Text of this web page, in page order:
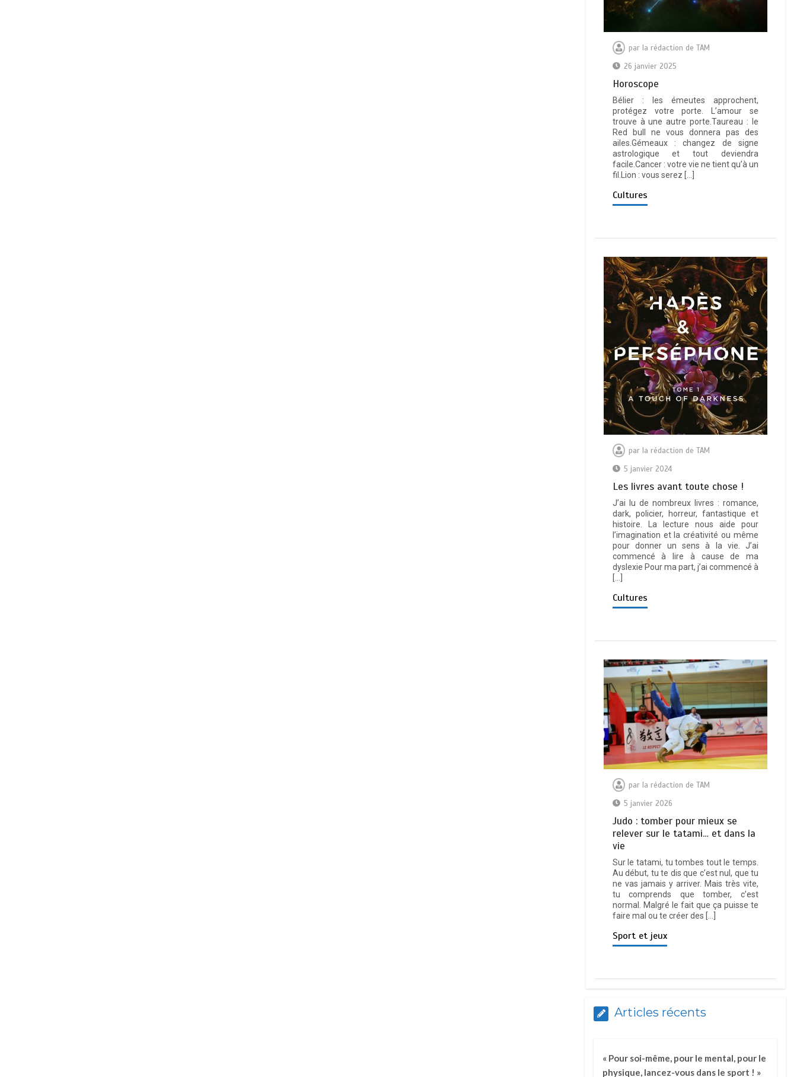
par la rédaction de TAM
26 janvier 2025
Horoscope
Bélier : les émeutes approchent,
protégez votre porte. L’amour se
trouve à une autre porte.Taureau : le
Red bull ne vous donnera pas des
ailes.Gémeaux : changez de signe
astrologique et tout deviendra
facile.Cancer : votre vie ne tient qu’à un
fil.Lion : vous serez […]
Cultures
par la rédaction de TAM
5 janvier 2024
Les livres avant toute chose !
J’ai lu de nombreux livres : romance,
dark, policier, horreur, fantastique et
histoire. La lecture nous aide pour
l’imagination et la créativité ou même
pour donner un sens à la vie. J’ai
commencé à lire à cause de ma
dyslexie Pour ma part, j’ai commencé à
Cultures
par la rédaction de TAM
5 janvier 2026
Judo : tomber pour mieux se
relever sur le tatami… et dans la
vie
Sur le tatami, tu tombes tout le temps.
Au début, tu te dis que c’est nul, que tu
ne vas jamais y arriver. Mais très vite,
tu comprends que tomber, c’est
normal. Malgré le fait que ça puisse te
faire mal ou te créer des […]
Sport et jeux
Articles récents
« Pour soi-même, pour le mental, pour le
physique, lancez-vous dans le sport ! »